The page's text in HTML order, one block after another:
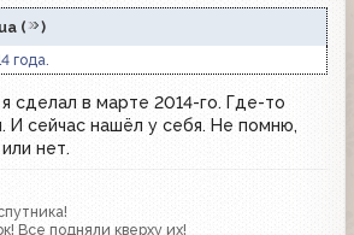
(
)
года.
сделал в марте 2014-го. Где-то
И сейчас нашёл у себя. Не помню,
нет.
Все подняли кверху их!